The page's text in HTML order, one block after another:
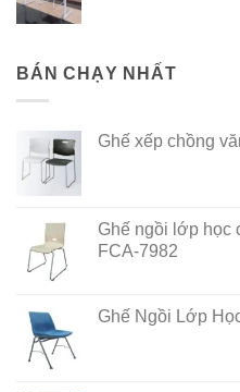
BÁN CHẠY NHẤT
Ghế xếp chồng
Ghế ngồi lớp học
FCA-7982
Ghế Ngồi Lớp